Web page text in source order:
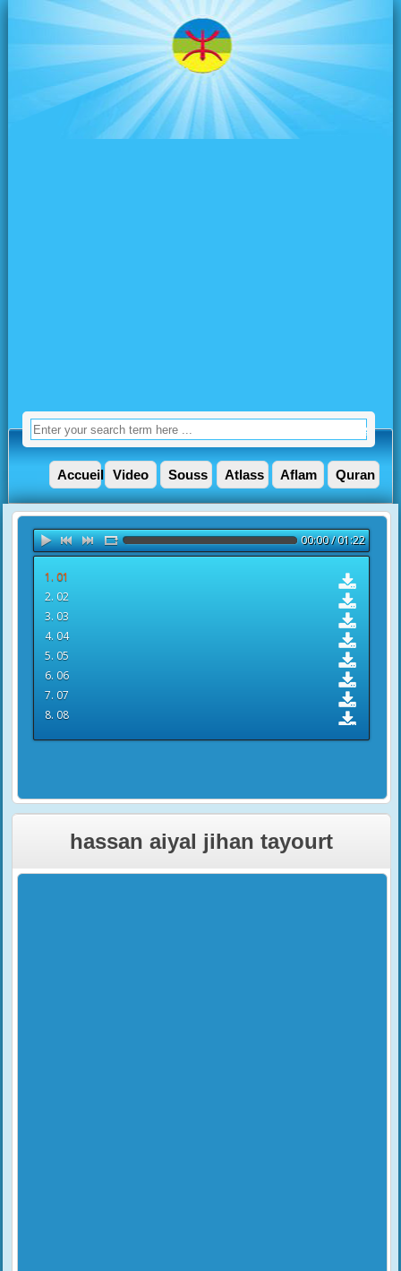
Accueil Video Souss Atlass Aflam Quran
hassan aiyal jihan tayourt